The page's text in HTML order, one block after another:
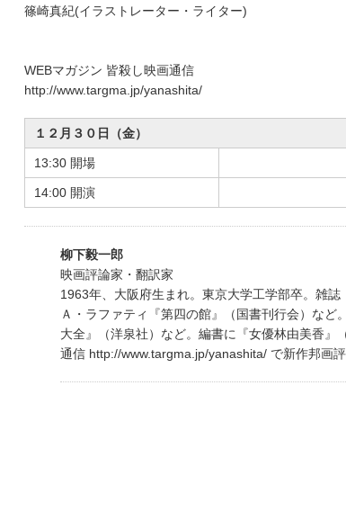
篠崎真紀(イラストレーター・ライター)
WEBマガジン 皆殺し映画通信
http://www.targma.jp/yanashita/
１２月３０日（金）
13:30 開場
14:00 開演
柳下毅一郎
映画評論家・翻訳家
1963年、大阪府生まれ。東京大学工学部卒。雑
Ａ・ラファティ『第四の館』（国書刊行会）な
大全』（洋泉社）など。編書に『女優林由美香
通信 http://www.targma.jp/yanashita/ で新作邦画評